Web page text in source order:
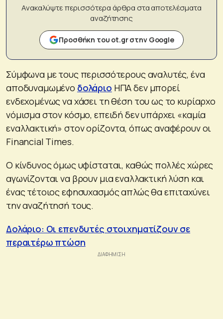
Ανακαλύψτε περισσότερα άρθρα στα αποτελέσματα
αναζήτησης
Προσθήκη του ot.gr στην Google
Σύμφωνα με τους περισσότερους αναλυτές, ένα
αποδυναμωμένο δολάριο ΗΠΑ δεν μπορεί
ενδεχομένως να χάσει τη θέση του ως το κυρίαρχο
νόμισμα στον κόσμο, επειδή δεν υπάρχει «καμία
εναλλακτική» στον ορίζοντα, όπως αναφέρουν οι
Financial Times.
Ο κίνδυνος όμως υφίσταται, καθώς πολλές χώρες
αγωνίζονται να βρουν μια εναλλακτική λύση και
ένας τέτοιος εφησυχασμός απλώς θα επιταχύνει
την αναζήτησή τους.
Δολάριο: Οι επενδυτές στοιχηματίζουν σε
περαιτέρω πτώση